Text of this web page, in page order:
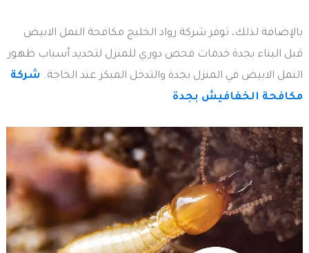
بالإضافة لذلك، توفر شركة رواد الخليج مكافحة النمل الابيض
قبل البناء بجدة خدمات فحص دوري للمنزل لتحديد أسباب ظهور
النمل الابيض في المنزل بجدة والتدخل المبكر عند الحاجة. شركة
مكافحة الخفافيش بجدة